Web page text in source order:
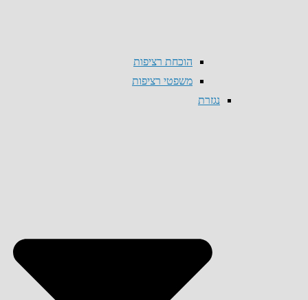
הוכחת רציפות
משפטי רציפות
נגזרת